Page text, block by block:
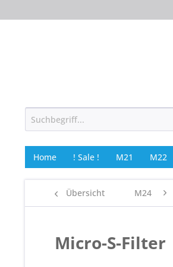
Home ! Sale ! M21 M22
Übersicht M24
Micro-S-Filter